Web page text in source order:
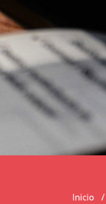
Inicio /